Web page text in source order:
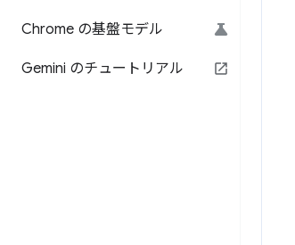
Chrome の基盤モデル
Gemini のチュートリアル